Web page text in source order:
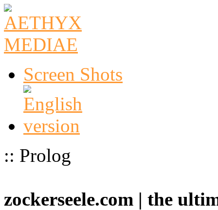
Screen Shots
:: Prolog
zockerseele.com | the